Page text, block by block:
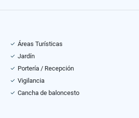
Áreas Turísticas
Jardín
Portería / Recepción
Vigilancia
Cancha de baloncesto